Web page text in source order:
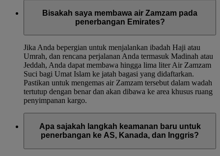
Bisakah saya membawa air Zamzam pada
penerbangan Emirates?
Jika Anda bepergian untuk menjalankan ibadah Haji atau
Umrah, dan rencana perjalanan Anda termasuk Madinah atau
Jeddah, Anda dapat membawa hingga lima liter Air Zamzam
Suci bagi Umat Islam ke jatah bagasi yang didaftarkan.
Pastikan untuk mengemas air Zamzam tersebut dalam wadah
tertutup dengan benar dan akan dibawa ke area khusus ruang
penyimpanan kargo.
Apa sajakah langkah keamanan baru untuk
penerbangan ke AS, Kanada, dan Inggris?